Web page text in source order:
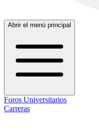
Abrir el menú principal
Foros Universitarios
Carreras